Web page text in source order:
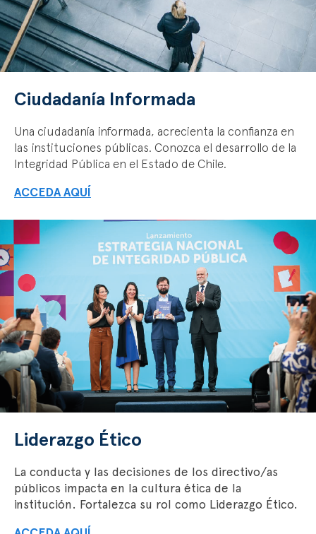
Ciudadanía Informada
Una ciudadanía informada, acrecienta la confianza en
las instituciones públicas. Conozca el desarrollo de la
Integridad Pública en el Estado de Chile.
ACCEDA AQUÍ
Liderazgo Ético
La conducta y las decisiones de los directivo/as
públicos impacta en la cultura ética de la
institución. Fortalezca su rol como Liderazgo Ético.